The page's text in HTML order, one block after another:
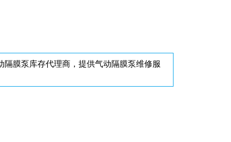
膜泵库存代理商，提供气动隔膜泵维修服